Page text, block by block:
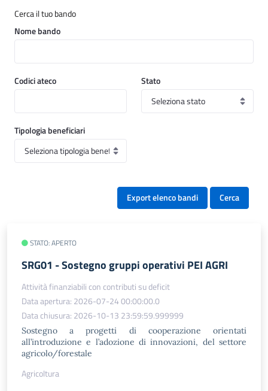
Cerca il tuo bando
Nome bando
Codici ateco Stato
Tipologia beneficiari
Export elenco bandi Cerca
STATO: APERTO
SRG01 - Sostegno gruppi operativi PEI AGRI
Attività finanziabili con contributi su deficit
Data apertura: 2026-07-24 00:00:00.0
Data chiusura: 2026-10-13 23:59:59.999999
Sostegno a progetti di cooperazione orientati
all’introduzione e l’adozione di innovazioni, del settore
agricolo/forestale
Agricoltura